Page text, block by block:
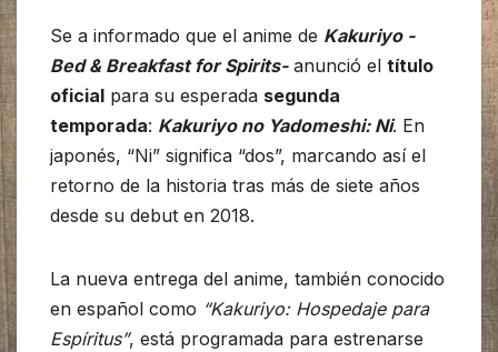
Se a informado que el anime de Kakuriyo -
Bed & Breakfast for Spirits-anunció el título
oficial para su esperada segunda
temporada: Kakuriyo no Yadomeshi: Ni. En
japonés, “Ni” significa “dos”, marcando así el
retorno de la historia tras más de siete años
desde su debut en 2018.
La nueva entrega del anime, también conocido
en español como “Kakuriyo: Hospedaje para
Espíritus”, está programada para estrenarse